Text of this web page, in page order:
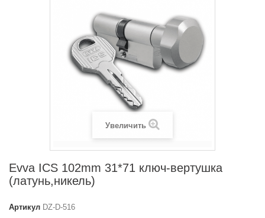
Увеличить
Evva ICS 102mm 31*71 ключ-вертушка
(латунь,никель)
Артикул DZ-D-516